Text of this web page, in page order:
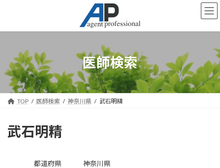
ン
キ
プ
ー
に
動
医師検索
TOP 医師検索 神奈川県 武石明精
武石明精
都道府県 神奈川県